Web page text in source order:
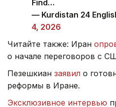
Find…
— Kurdistan 24
4, 2026
Читайте также: Иран
о начале переговоров с
Пезешкиан заявил о
реформы в Иране.
Эксклюзивное интервью